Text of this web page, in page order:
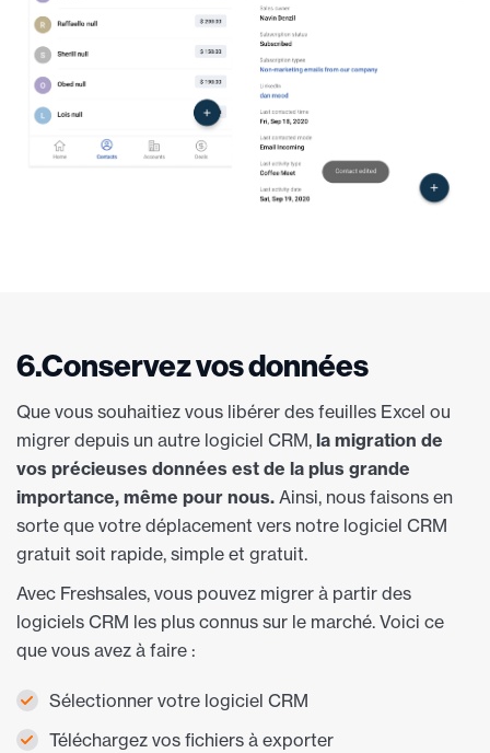
6.Conservez vos données
Que vous souhaitiez vous libérer des feuilles Excel ou
migrer depuis un autre logiciel CRM, la migration de
vos précieuses données est de la plus grande
importance, même pour nous. Ainsi, nous faisons en
sorte que votre déplacement vers notre logiciel CRM
gratuit soit rapide, simple et gratuit.
Avec Freshsales, vous pouvez migrer à partir des
logiciels CRM les plus connus sur le marché. Voici ce
que vous avez à faire :
Sélectionner votre logiciel CRM
Téléchargez vos fichiers à exporter